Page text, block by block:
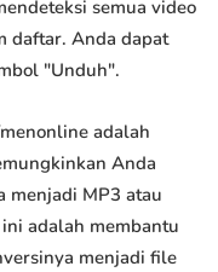
semua video
daftar. Anda dapat
"Unduh".
adalah
Anda
menjadi MP3 atau
adalah membantu
menjadi file